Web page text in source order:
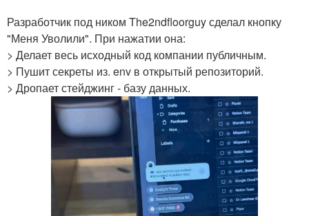
Разработчик под ником The2ndfloorguy сделал кнопку
"Меня Уволили". При нажатии она:
> Делает весь исходный код компании публичным.
> Пушит секреты из. env в открытый репозиторий.
> Дропает стейджинг - базу данных.